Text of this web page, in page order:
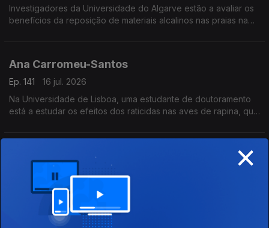
Investigadores da Universidade do Algarve estão a avaliar os
benefícios da reposição de materiais alcalinos nas praias na
Ana Carromeu-Santos
Ep. 141
16 jul. 2026
Na Universidade de Lisboa, uma estudante de doutoramento
está a estudar os efeitos dos raticidas nas aves de rapina, que
Renato Miguel do Carmo
15 jul. 2026
Investigadores do ISCTE estão a estudar o impacto da
descentralização dos apoios sociais na desigualdade.
×